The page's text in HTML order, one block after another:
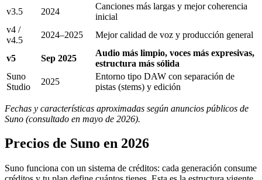
v3.5
2024
Canciones más largas y mejor coherencia
inicial
v4 /
v4.5
2024–2025 Mejor calidad de voz y producción general
v5 Sep 2025
Audio más limpio, voces más expresivas,
estructura más sólida
Suno
Studio
2025
Entorno tipo DAW con separación de
pistas (stems) y edición
Fechas y características aproximadas según anuncios públicos de
Suno (consultado en mayo de 2026).
Precios de Suno en 2026
Suno funciona con un sistema de créditos: cada generación consume